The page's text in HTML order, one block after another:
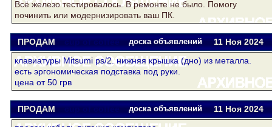
Всё железо тестировалось. В ремонте не было. Помогу
починить или модернизировать ваш ПК.
ПРОДАМ cup of coffee доска объявлений 11 Ноя2024
клавиатуры Mitsumi ps/2. нижняя крышка (дно) из металла.
есть эргономическая подставка под руки.
цена от 50 грв
ПРОДАМ cup of coffee доска объявлений 11 Ноя2024